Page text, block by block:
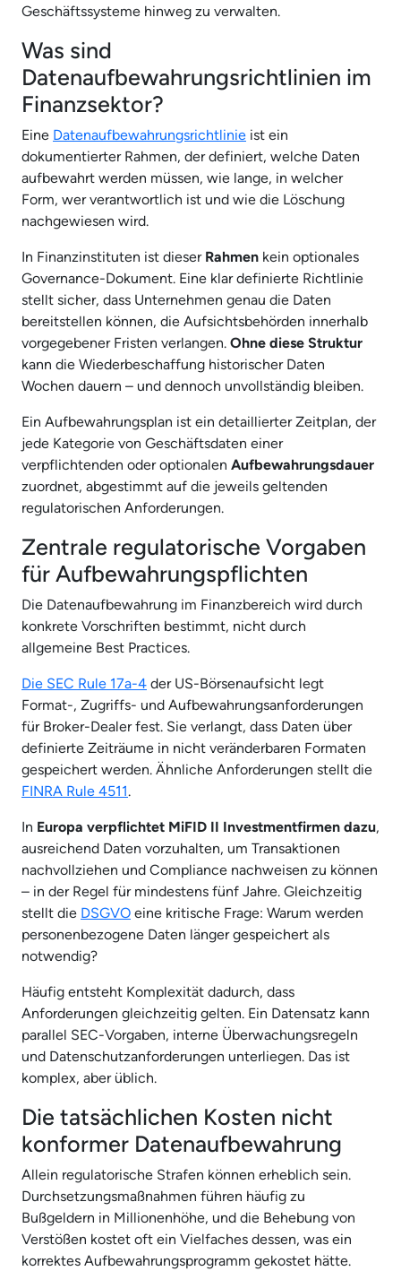
Geschäftssysteme hinweg zu verwalten.
Was sind
Datenaufbewahrungsrichtlinien im
Finanzsektor?
Eine Datenaufbewahrungsrichtlinie ist ein
dokumentierter Rahmen, der definiert, welche Daten
aufbewahrt werden müssen, wie lange, in welcher
Form, wer verantwortlich ist und wie die Löschung
nachgewiesen wird.
In Finanzinstituten ist dieser Rahmen kein optionales
Governance-Dokument. Eine klar definierte Richtlinie
stellt sicher, dass Unternehmen genau die Daten
bereitstellen können, die Aufsichtsbehörden innerhalb
vorgegebener Fristen verlangen. Ohne diese Struktur
kann die Wiederbeschaffung historischer Daten
Wochen dauern – und dennoch unvollständig bleiben.
Ein Aufbewahrungsplan ist ein detaillierter Zeitplan, der
jede Kategorie von Geschäftsdaten einer
verpflichtenden oder optionalen Aufbewahrungsdauer
zuordnet, abgestimmt auf die jeweils geltenden
regulatorischen Anforderungen.
Zentrale regulatorische Vorgaben
für Aufbewahrungspflichten
Die Datenaufbewahrung im Finanzbereich wird durch
konkrete Vorschriften bestimmt, nicht durch
allgemeine Best Practices.
Die SEC Rule 17a-4 der US-Börsenaufsicht legt
Format-, Zugriffs- und Aufbewahrungsanforderungen
für Broker-Dealer fest. Sie verlangt, dass Daten über
definierte Zeiträume in nicht veränderbaren Formaten
gespeichert werden. Ähnliche Anforderungen stellt die
FINRA Rule 4511.
In Europa verpflichtet MiFID II Investmentfirmen dazu,
ausreichend Daten vorzuhalten, um Transaktionen
nachvollziehen und Compliance nachweisen zu können
– in der Regel für mindestens fünf Jahre. Gleichzeitig
stellt die DSGVO eine kritische Frage: Warum werden
personenbezogene Daten länger gespeichert als
notwendig?
Häufig entsteht Komplexität dadurch, dass
Anforderungen gleichzeitig gelten. Ein Datensatz kann
parallel SEC-Vorgaben, interne Überwachungsregeln
und Datenschutzanforderungen unterliegen. Das ist
komplex, aber üblich.
Die tatsächlichen Kosten nicht
konformer Datenaufbewahrung
Allein regulatorische Strafen können erheblich sein.
Durchsetzungsmaßnahmen führen häufig zu
Bußgeldern in Millionenhöhe, und die Behebung von
Verstößen kostet oft ein Vielfaches dessen, was ein
korrektes Aufbewahrungsprogramm gekostet hätte.